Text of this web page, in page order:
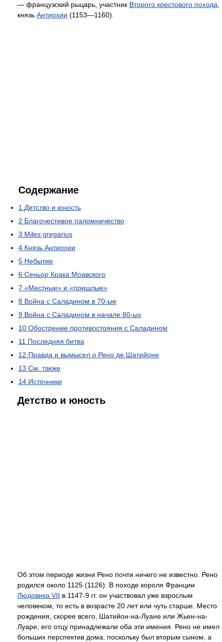
— французский рыцарь, участник Второго крестового похода,
князь Антиохии (1153—1160).
Содержание
1 Детство и юность
2 Благочестивое паломничество
3 Miles gregarius
4 Князь Антиохии
5 Небытие
6 Сеньор Крака Моавского
7 «Местные» и «пришлые»
8 Война с Саладином в 70-ые
9 Война с Саладином в начале 80-ых
10 Обострение противостояния с Саладином
11 Последняя битва
12 Правда и вымысел о Рено де Шатийоне
13 См. также
14 Источники
Детство и юность
Об этом периоде жизни Рено почти ничего не известно. Рено
родился около 1125 (1126). В походе короля Франции
Людовика VII в 1147-9 гг. он участвовал уже взрослым
человеком, то есть в возрасте 20 лет или чуть старше. Место
рождения, скорее всего, Шатийон-на-Луане или Жьен-на-
Луаре; его отцу принадлежали оба эти имения. Рено не имел
больших перспектив дома, поскольку был вторым сыном, а